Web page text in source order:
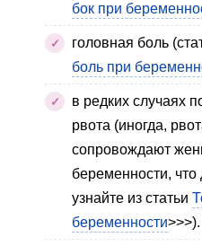
бок при
головная боль
боль при
в редких случаях
рвота (иногда,
сопровождают
беременности, что
узнайте из статьи
беременности>>>).